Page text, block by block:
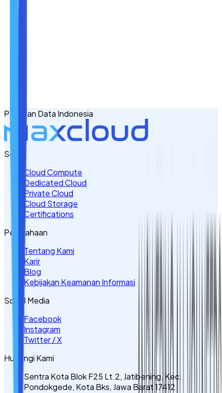
Tulis Kebutuhan Anda di Sini
PT Awan Data Indonesia
Servis
Cloud Compute
Dedicated Cloud
Private Cloud
Cloud Storage
Certifications
Perusahaan
Tentang Kami
Karir
Blog
Kebijakan Keamanan Informasi
Sosial Media
Facebook
Instagram
Twitter / X
Hubungi Kami
Sentra Kota Blok F25 Lt.2, Jatibening, Kec.
Pondokgede, Kota Bks, Jawa Barat 17412